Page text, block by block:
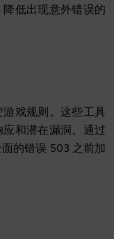
低出现意外错误的
戏规则。这些工具
和潜在漏洞。通过
的错误 503 之前加